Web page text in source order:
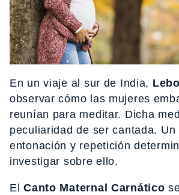
En un viaje al sur de India,
observar cómo las mujeres
reunían para meditar. Dicha
peculiaridad de ser cantada.
entonación y repetición
investigar sobre ello.
ElCanto Maternal Carnático